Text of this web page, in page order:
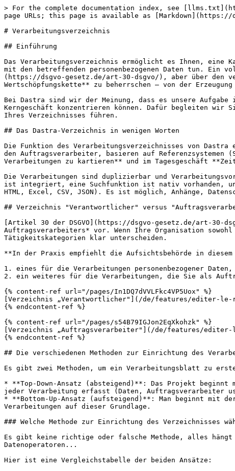
> For the complete documentation index, see
page URLs; this page is available as
# Verarbeitungsverzeichnis
## Einführung
Das Verarbeitungsverzeichnis ermöglicht es Ihnen, eine
mit den betreffenden personenbezogenen Daten tun.
(https://dsgvo-gesetz.de/art-30-dsgvo/), aber über den
Wertschöpfungskette** zu beherrschen — von der
Bei Dastra sind wir der Meinung, dass es unsere
Kerngeschäft konzentrieren können. Dafür begleiten
Ihres Verzeichnisses führen.
## Das Dastra-Verzeichnis in wenigen Worten
Die Funktion des Verarbeitungsverzeichnisses von
den Auftragsverarbeiter, basieren auf Referenzsystemen
Verarbeitungen zu kartieren** und im Tagesgeschäft
Die Verarbeitungen sind duplizierbar und
ist integriert, eine Suchfunktion ist nativ vorhanden,
HTML, Excel, CSV, JSON). Es ist möglich, Anhänge,
## Verzeichnis "Verantwortlicher" versus
[Artikel 30 der DSGVO](https://dsgvo-gesetz.de/art-
Auftragsverarbeiters* vor. Wenn Ihre Organisation
Tätigkeitskategorien klar unterscheiden.
**In der Praxis empfiehlt die Aufsichtsbehörde in
1. eines für die Verarbeitungen personenbezogener
2. ein weiteres für die Verarbeitungen, die Sie als
{% content-ref url="/pages/In1DQ7dVVLFkc4VP5Uox" %}
[Verzeichnis „Verantwortlicher"](/de/features/editer-
{% endcontent-ref %}
{% content-ref url="/pages/s54B79IGJon2EqXkohzk" %}
[Verzeichnis „Auftragsverarbeiter"](/de/features/
{% endcontent-ref %}
## Die verschiedenen Methoden zur Einrichtung des
Es gibt zwei Methoden, um ein Verarbeitungsblatt zu
* **Top-Down-Ansatz (absteigend)**: Das Projekt
jeder Verarbeitung erfasst (Daten, Auftragsverarbeiter
* **Bottom-Up-Ansatz (aufsteigend)**: Man beginnt mit
Verarbeitungen auf dieser Grundlage.
### Welche Methode zur Einrichtung des Verzeichnisses
Es gibt keine richtige oder falsche Methode, alles hängt
Datenoperatoren...
Hier ist eine Vergleichstabelle der beiden Ansätze: